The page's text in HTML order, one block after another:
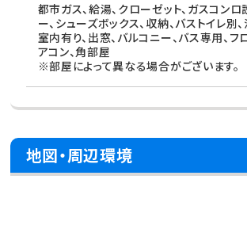
都市ガス、給湯、クローゼット、ガスコンロ
ー、シューズボックス、収納、バストイレ別
室内有り、出窓、バルコニー、バス専用、フ
アコン、角部屋
※部屋によって異なる場合がございます。
地図・周辺環境